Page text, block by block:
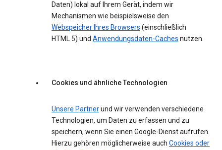
Daten) lokal auf Ihrem Gerät, indem wir
Mechanismen wie beispielsweise den
Webspeicher Ihres Browsers (einschließlich
HTML 5) und Anwendungsdaten-Caches nutzen.
Cookies und ähnliche Technologien
Unsere Partnerund wir verwenden verschiedene
Technologien, um Daten zu erfassen und zu
speichern, wenn Sie einen Google-Dienst aufrufen.
Hierzu gehören möglicherweise auch Cookies oder